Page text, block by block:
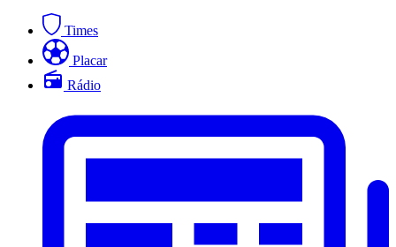
Times
Placar
Rádio